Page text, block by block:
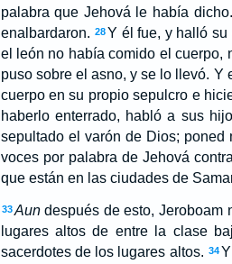
palabra que Jehová le había dicho.
enalbardaron. 28Y él fue, y halló
el león no había comido el cuerpo,
puso sobre el asno, y se lo llevó. Y
cuerpo en su propio sepulcro e
haberlo enterrado, habló a sus
sepultado el varón de Dios; poned
voces por palabra de Jehová
que están en las ciudades de
33 Aundespués de esto, Jeroboam
lugares altos de entre la clase
sacerdotes de los lugares altos. 34